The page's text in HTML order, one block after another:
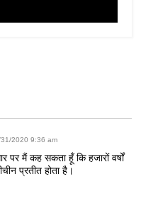
2020 9:36 am
मैं कह सकता हूँ कि हजारों वर्षों
प्रतीत होता है।